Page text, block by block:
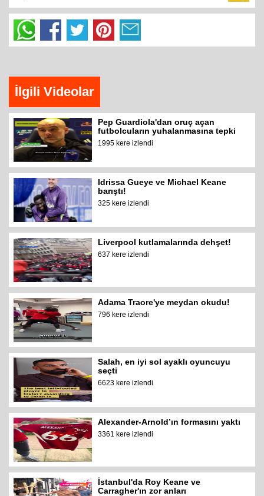
İlgili Videolar
Pep Guardiola'dan oruç açan
futbolcuların yuhalanmasına tepki
1995 kere izlendi
Idrissa Gueye ve Michael Keane
barıştı!
325 kere izlendi
Liverpool kutlamalarında dehşet!
637 kere izlendi
Adama Traore'ye meydan okudu!
796 kere izlendi
Salah, en iyi sol ayaklı oyuncuyu
seçti
6623 kere izlendi
Alexander-Arnold’ın formasını yaktı
3361 kere izlendi
İstanbul'da Roy Keane ve
Carragher'ın zor anları